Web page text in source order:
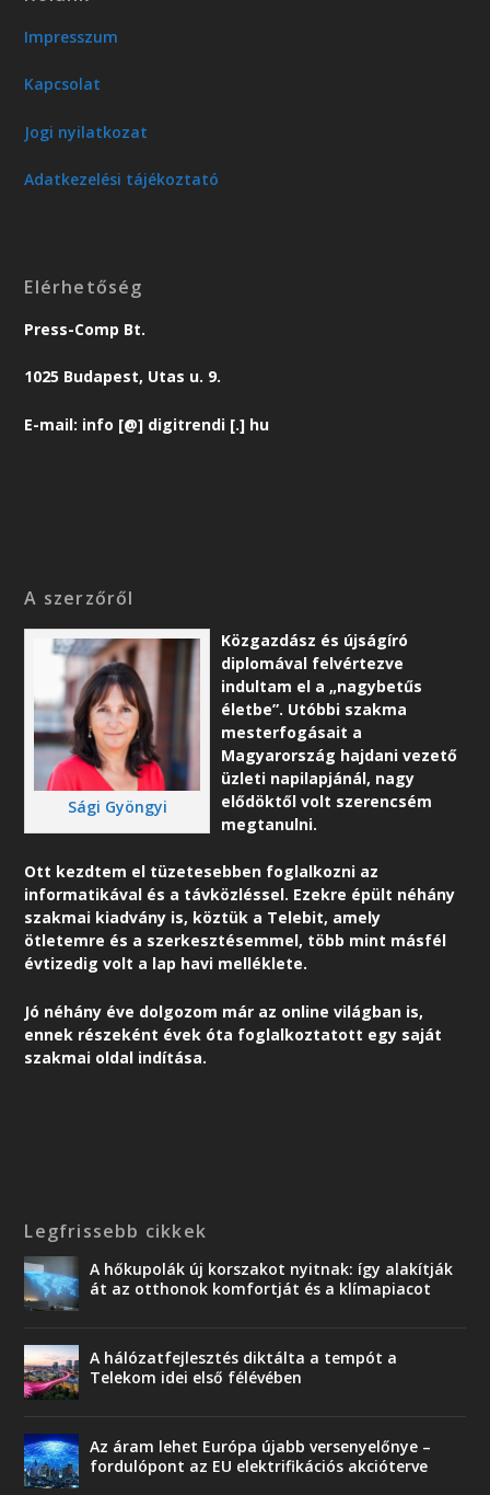
Impresszum
Kapcsolat
Jogi nyilatkozat
Adatkezelési tájékoztató
Elérhetőség
Press-Comp Bt.
1025 Budapest, Utas u. 9.
E-mail: info [@] digitrendi [.] hu
A szerzőről
Sági Gyöngyi
Közgazdász és újságíró
diplomával felvértezve
indultam el a „nagybetűs
életbe”. Utóbbi szakma
mesterfogásait a
Magyarország hajdani vezető
üzleti napilapjánál, nagy
elődöktől volt szerencsém
megtanulni.
Ott kezdtem el tüzetesebben foglalkozni az
informatikával és a távközléssel. Ezekre épült néhány
szakmai kiadvány is, köztük a Telebit, amely
ötletemre és a szerkesztésemmel, több mint másfél
évtizedig volt a lap havi melléklete.
Jó néhány éve dolgozom már az online világban is,
ennek részeként évek óta foglalkoztatott egy saját
szakmai oldal indítása.
Legfrissebb cikkek
A hőkupolák új korszakot nyitnak: így alakítják
át az otthonok komfortját és a klímapiacot
A hálózatfejlesztés diktálta a tempót a
Telekom idei első félévében
Az áram lehet Európa újabb versenyelőnye –
fordulópont az EU elektrifikációs akcióterve